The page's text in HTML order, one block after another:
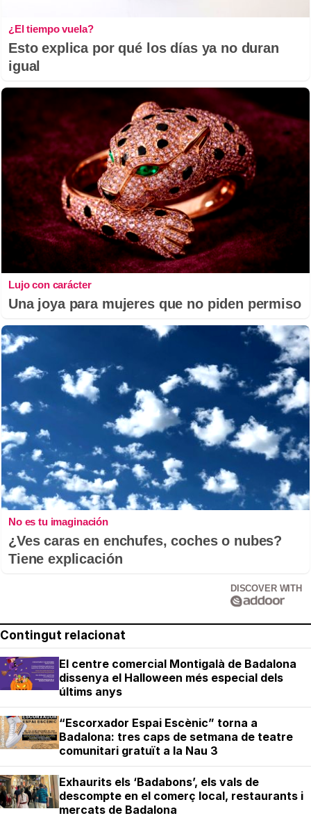
¿El tiempo vuela?
Esto explica por qué los días ya no duran
igual
Lujo con carácter
Una joya para mujeres que no piden permiso
No es tu imaginación
¿Ves caras en enchufes, coches o nubes?
Tiene explicación
DISCOVER WITH
Contingut relacionat
El centre comercial Montigalà de Badalona
dissenya el Halloween més especial dels
últims anys
“Escorxador Espai Escènic” torna a
Badalona: tres caps de setmana de teatre
comunitari gratuït a la Nau 3
Exhaurits els ‘Badabons’, els vals de
descompte en el comerç local, restaurants i
mercats de Badalona